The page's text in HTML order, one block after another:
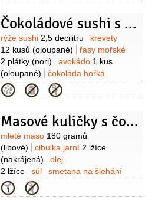
(malá)
sójová omáčka1 lžíce
1 lžíce
(kvalitní)
olej olivový
1 lžíce
zázvor 1 lžička
(čerstvý,
nastrouhaný)
tabasko 1/2 lžičky
Čokoládové sushi s krevetkami
Suroviny
rýže sushi 2,5 decilitru
krevety
12 kusů (oloupané)
řasy mořské
2 plátky (nori) avokádo 1 kus
(oloupané)
čokoláda hořká
30 gramů
čokoláda bílá
30 gramů
sójová omáčka
1/3decilitru cukr 15 gramů
Kategorie
Masové kuličky s čokoládovým čatní
Suroviny
mleté maso 180 gramů
(libové)
cibulka jarní 2 lžíce
(nakrájená)
olej
2 lžíce
sůl
smetana na šlehání
1 lžíce
(vychlazená)
1 kus
sójová omáčka
Kategorie